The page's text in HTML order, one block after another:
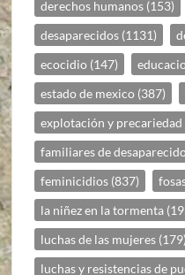
derechos humanos (153)
desaparecidos (1131)
ecocidio (147)
estado de mexico (387)
explotación y
familiares de
feminicidios (837)
la niñez en la tormenta
luchas de las mujeres (179)
luchas y resistencias de